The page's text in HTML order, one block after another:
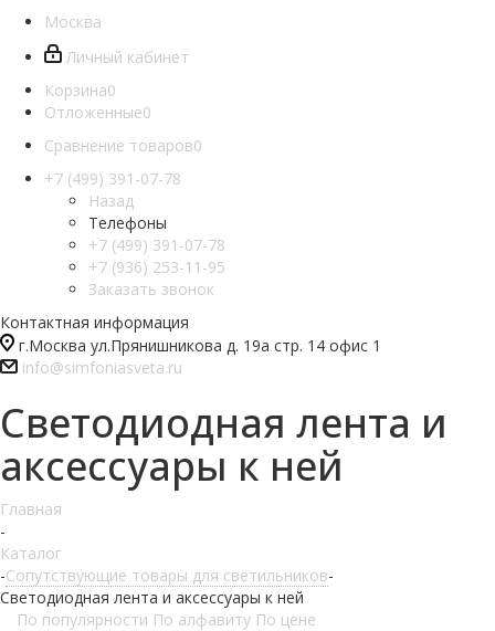
Москва
Личный кабинет
Корзина0
Отложенные0
Сравнение товаров0
+7 (499) 391-07-78
Назад
Телефоны
+7 (499) 391-07-78
+7 (936) 253-11-95
Заказать звонок
Контактная информация
г.Москва ул.Прянишникова д. 19а стр. 14 офис 1
info@simfoniasveta.ru
Светодиодная лента и
аксессуары к ней
Главная
-
Каталог
-Сопутствующие товары для светильников-
Светодиодная лента и аксессуары к ней
По популярности По алфавиту По цене